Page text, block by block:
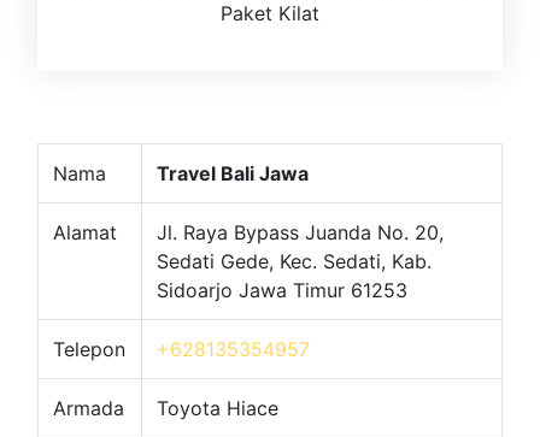
Paket Kilat
Nama Travel Bali Jawa
Alamat
Jl. Raya Bypass Juanda No. 20,
Sedati Gede, Kec. Sedati, Kab.
Sidoarjo Jawa Timur 61253
Telepon +628135354957
Armada Toyota Hiace